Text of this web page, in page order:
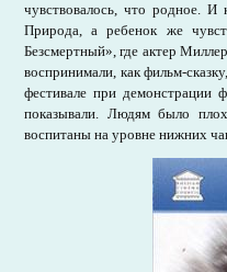
чувствовалось, что родное.
Природа, а ребенок же
Безсмертный», где актер
воспринимали, как фильм-
фестивале при демонстрации
показывали. Людям было
воспитаны на уровне нижних